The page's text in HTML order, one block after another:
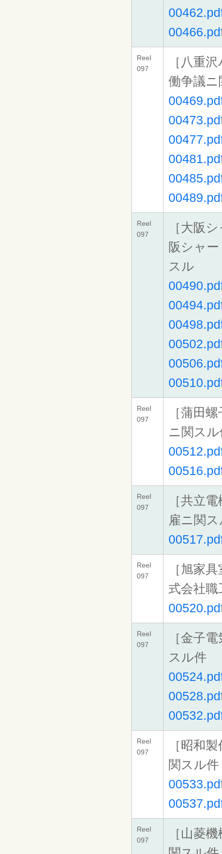
Reel
097
［八重
働争議
Reel
097
［大阪
阪シャ
スル
Reel
097
［蒲田
ニ関ス
Reel
097
［共立
雇ニ関
Reel
097
［旭家
式会社
Reel
097
［金子
スル件
Reel
097
［昭和
関スル件
Reel
097
［山菱